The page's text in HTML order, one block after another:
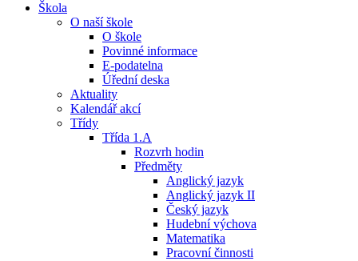
Škola
O naší škole
O škole
Povinné informace
E-podatelna
Úřední deska
Aktuality
Kalendář akcí
Třídy
Třída 1.A
Rozvrh hodin
Předměty
Anglický jazyk
Anglický jazyk II
Český jazyk
Hudební výchova
Matematika
Pracovní činnosti